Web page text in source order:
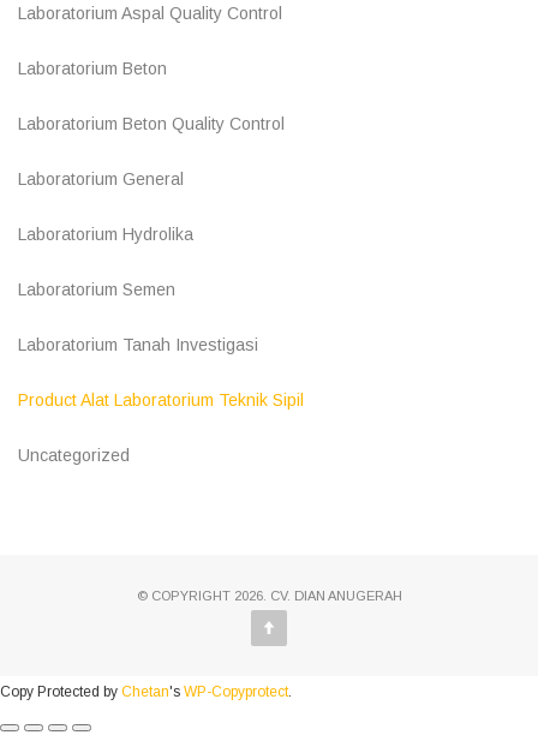
Laboratorium Aspal Quality Control
Laboratorium Beton
Laboratorium Beton Quality Control
Laboratorium General
Laboratorium Hydrolika
Laboratorium Semen
Laboratorium Tanah Investigasi
Product Alat Laboratorium Teknik Sipil
Uncategorized
© COPYRIGHT 2026. CV. DIAN ANUGERAH
Copy Protected by Chetan's WP-Copyprotect.